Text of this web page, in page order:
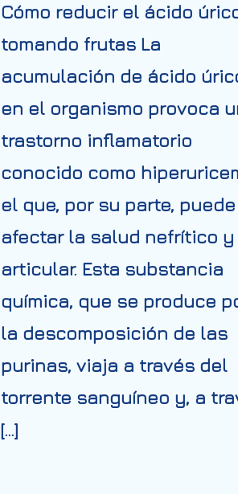
Cómo reducir el ácido
tomando frutas La
acumulación de ácido
en el organismo provoca
trastorno inflamatorio
conocido como
el que, por su parte, puede
afectar la salud nefrítico y
articular. Esta substancia
química, que se produce
la descomposición de las
purinas, viaja a través del
torrente sanguíneo y, a
[…]